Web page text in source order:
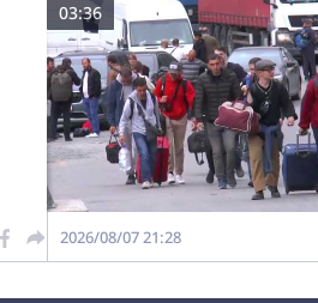
03:36
2026/08/07 21:28